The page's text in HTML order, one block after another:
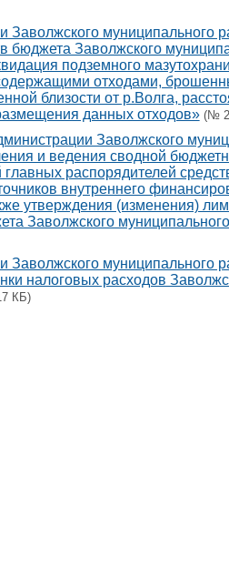
Заволжского
бюджета Заволжского
подземного
отходами,
близости от р.Волга,
данных отходов» (№
Заволжского
и ведения сводной
распорядителей
внутреннего
утверждения (изменения)
Заволжского
Заволжского муниципального
налоговых расходов
КБ)